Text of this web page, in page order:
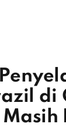
di